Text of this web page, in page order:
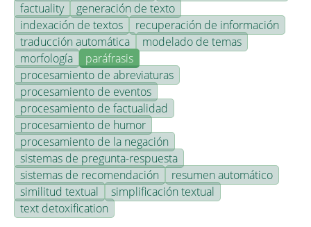
factuality
generación de texto
indexación de textos
recuperación de información
traducción automática
modelado de temas
morfología
paráfrasis
procesamiento de abreviaturas
procesamiento de eventos
procesamiento de factualidad
procesamiento de humor
procesamiento de la negación
sistemas de pregunta-respuesta
sistemas de recomendación
resumen automático
similitud textual
simplificación textual
text detoxification